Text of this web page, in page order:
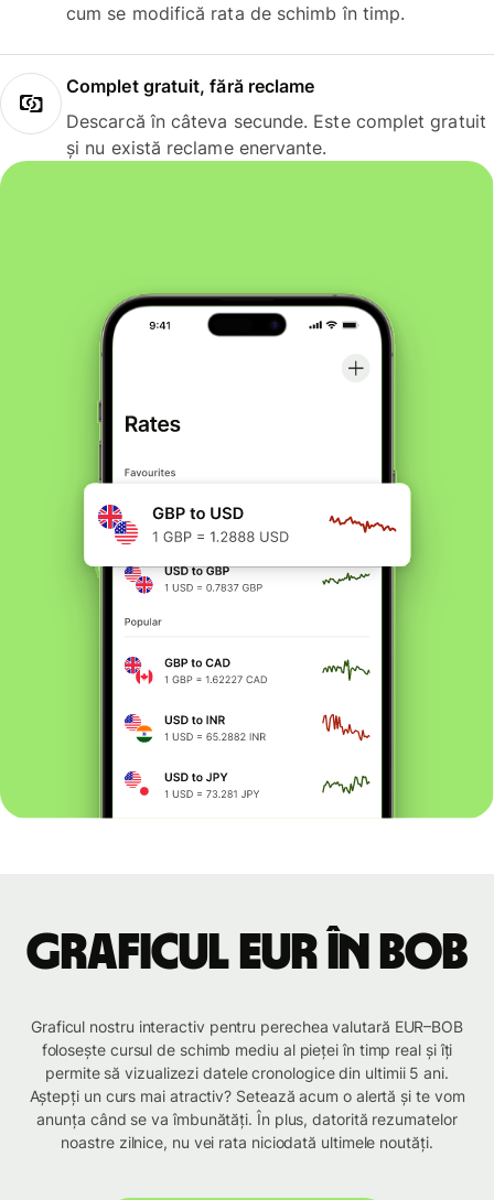
cum se modifică rata de schimb în timp.
Complet gratuit, fără reclame
Descarcă în câteva secunde. Este complet gratuit
și nu există reclame enervante.
Graficul EUR în BOB
Graficul nostru interactiv pentru perechea valutară EUR–BOB
folosește cursul de schimb mediu al pieței în timp real și îți
permite să vizualizezi datele cronologice din ultimii 5 ani.
Aștepți un curs mai atractiv? Setează acum o alertă și te vom
anunța când se va îmbunătăți. În plus, datorită rezumatelor
noastre zilnice, nu vei rata niciodată ultimele noutăți.